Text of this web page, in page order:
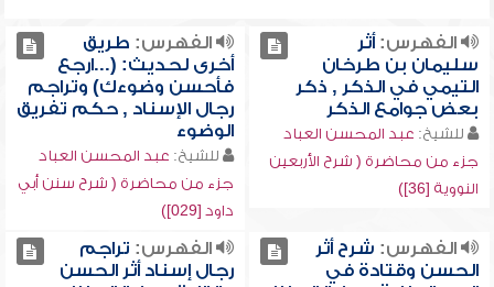
الفهرس:أثر
سليمان بن طرخان
التيمي في الذكر , ذكر
بعض جوامع الذكر
للشيخ: عبد المحسن العباد
جزء من محاضرة ( شرح الأربعين
النووية [36])
الفهرس: طريق
أخرى لحديث: (...ارجع
فأحسن وضوءك) وتراجم
رجال الإسناد , حكم تفريق
الوضوء
للشيخ: عبد المحسن العباد
جزء من محاضرة ( شرح سنن أبي
داود [029])
الفهرس: شرح أثر
الحسن وقتادة في
الفهرس: تراجم
رجال إسناد أثر الحسن